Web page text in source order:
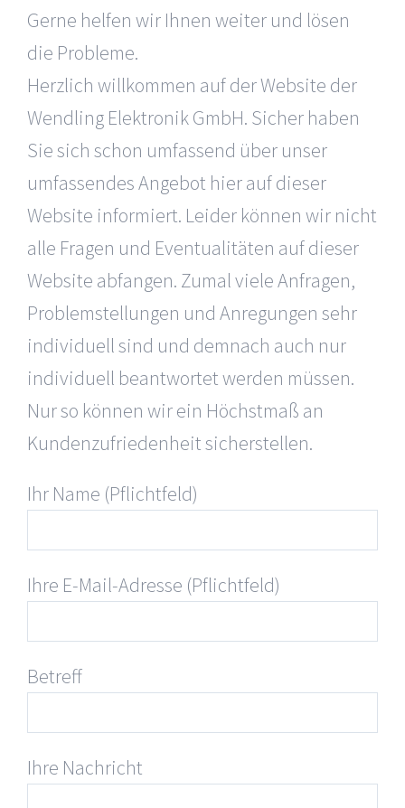
Gerne helfen wir Ihnen weiter und lösen
die Probleme.
Herzlich willkommen auf der Website der
Wendling Elektronik GmbH. Sicher haben
Sie sich schon umfassend über unser
umfassendes Angebot hier auf dieser
Website informiert. Leider können wir nicht
alle Fragen und Eventualitäten auf dieser
Website abfangen. Zumal viele Anfragen,
Problemstellungen und Anregungen sehr
individuell sind und demnach auch nur
individuell beantwortet werden müssen.
Nur so können wir ein Höchstmaß an
Kundenzufriedenheit sicherstellen.
Ihr Name (Pflichtfeld)
Ihre E-Mail-Adresse (Pflichtfeld)
Betreff
Ihre Nachricht